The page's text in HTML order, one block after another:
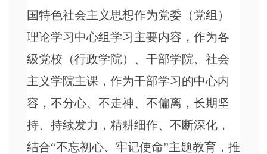
国特色社会主义思想作为党委（党组）
理论学习中心组学习主要内容，作为各
级党校（行政学院）、干部学院、社会
主义学院主课，作为干部学习的中心内
容，不分心、不走神、不偏离，长期坚
持、持续发力，精耕细作、不断深化，
结合“不忘初心、牢记使命”主题教育，推